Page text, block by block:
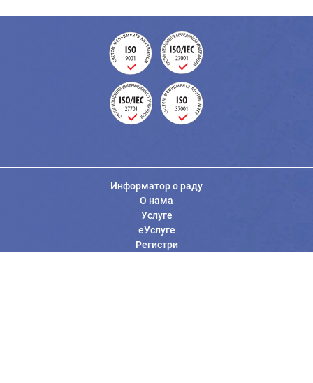
Информатор о раду
О нама
Услуге
еУслуге
Регистри